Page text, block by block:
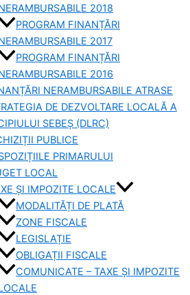
2018
PROGRAM FINANȚĂRI
2017
PROGRAM FINANȚĂRI
2016
NERAMBURSABILE ATRASE
DE DEZVOLTARE LOCALĂ A
SEBEȘ (DLRC)
PUBLICE
PRIMARULUI
LOCAL
ȘI IMPOZITE LOCALE
MODALITĂȚI DE PLATĂ
ZONE FISCALE
LEGISLAȚIE
OBLIGAȚII FISCALE
COMUNICATE – TAXE ȘI IMPOZITE